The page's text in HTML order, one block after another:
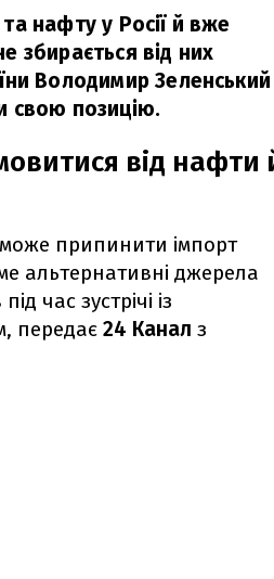
нафту у Росії й вже
збирається від них
Володимир Зеленський
свою позицію.
від нафти
припинити імпорт
альтернативні джерела
час зустрічі із
передає 24 Канал з